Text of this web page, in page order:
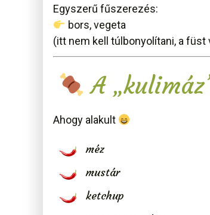
Egyszerű fűszerezés:
bors, vegeta
(itt nem kell túlbonyolítani, a füst
A
Ahogy alakult
méz
mustár
ketchup